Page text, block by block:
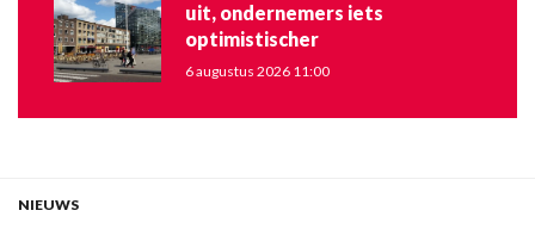
uit, ondernemers iets
optimistischer
6 augustus 2026 11:00
NIEUWS